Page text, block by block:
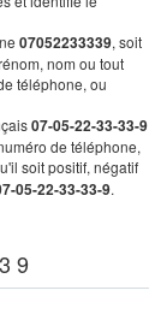
07052233339, soit
nom ou tout
téléphone, ou
07-05-22-33-33-9
de téléphone,
soit positif, négatif
05-22-33-33-9.
9